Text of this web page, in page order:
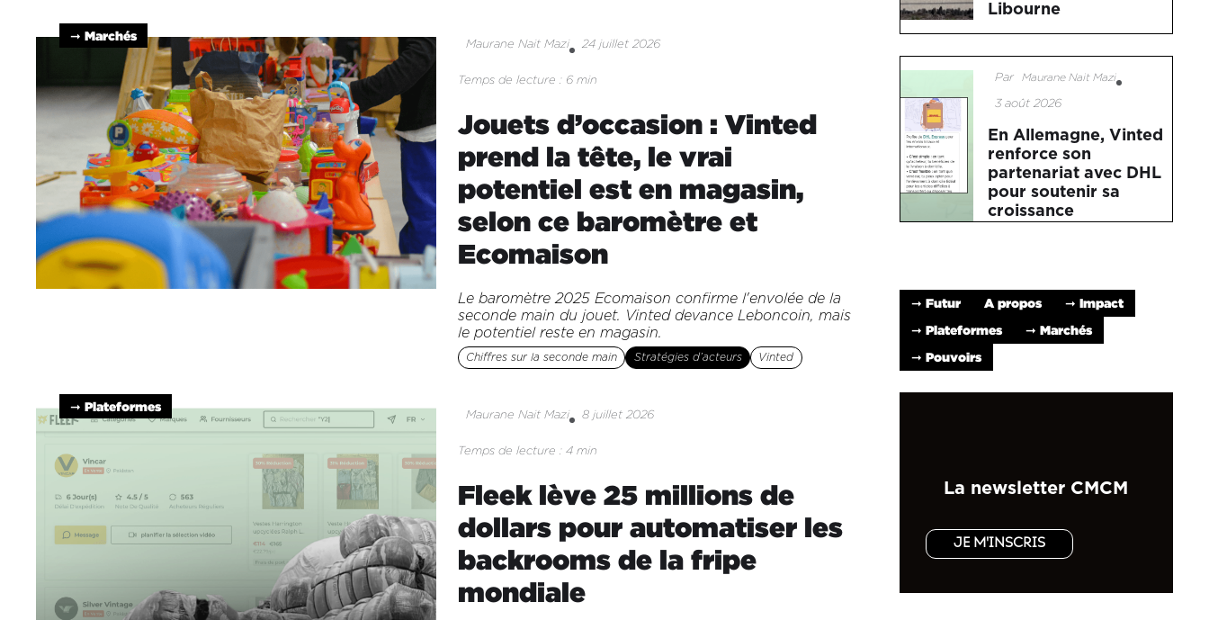
➞ Marchés
Maurane Nait Mazi 24 juillet 2026
Temps de lecture : 6 min
Jouets d’occasion : Vinted
prend la tête, le vrai
potentiel est en magasin,
selon ce baromètre et
Ecomaison
Le baromètre 2025 Ecomaison confirme l'envolée de la
seconde main du jouet. Vinted devance Leboncoin, mais
le potentiel reste en magasin.
Chiffres sur la seconde main Stratégies d’acteurs Vinted
➞ Plateformes
Maurane Nait Mazi 8 juillet 2026
Temps de lecture : 4 min
Fleek lève 25 millions de
dollars pour automatiser les
backrooms de la fripe
mondiale
Libourne
Par Maurane Nait Mazi
3 août 2026
En Allemagne, Vinted
renforce son
partenariat avec DHL
pour soutenir sa
croissance
➞ Futur A propos
➞ Impact
➞ Plateformes
➞ Marchés
➞ Pouvoirs
La newsletter CMCM
JE M'INSCRIS